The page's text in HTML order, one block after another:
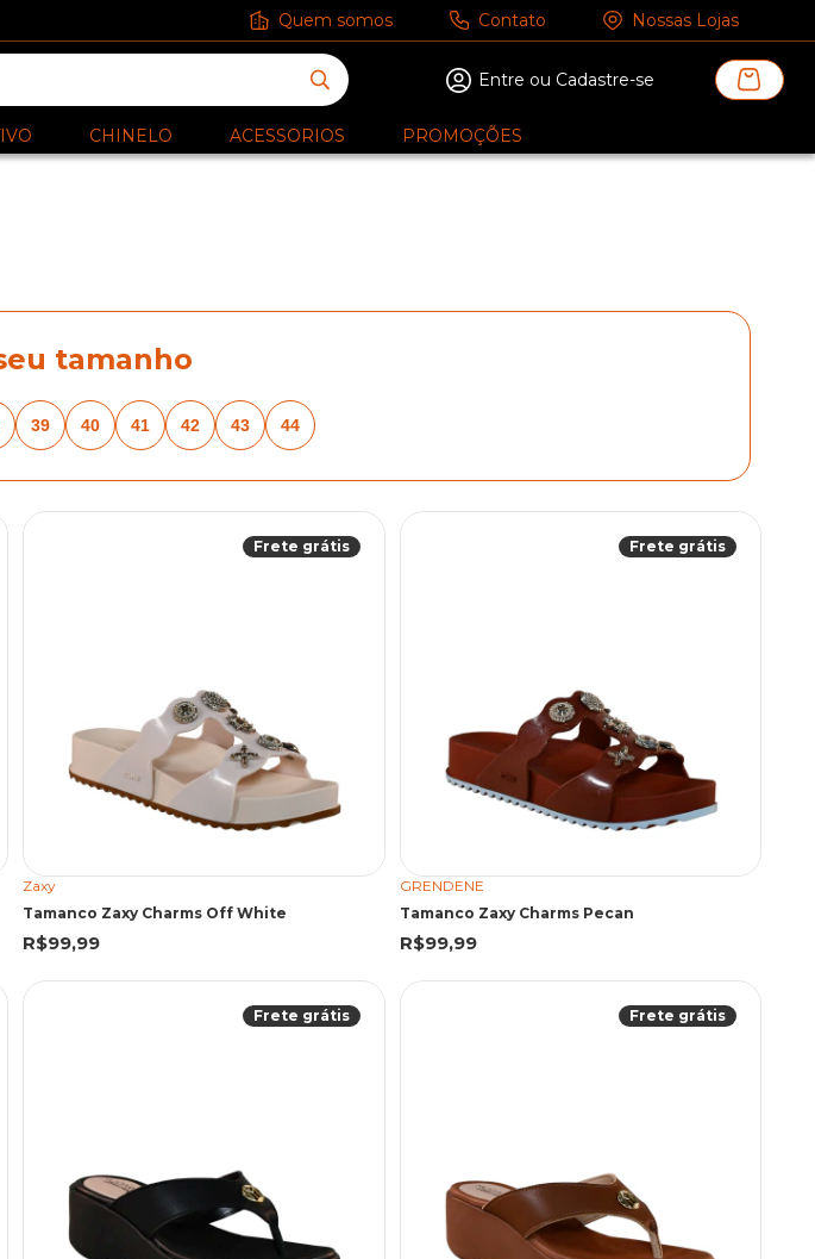
Quem somos Contato Nossas Lojas
Entre ou Cadastre-se
CHINELO ACESSORIOS PROMOÇÕES
tamanho
39 40 41 42 43 44
Frete grátis
Zaxy
Tamanco Zaxy Charms Off White
R$99,99
Frete grátis
GRENDENE
Tamanco Zaxy Charms Pecan
R$99,99
Frete grátis Frete grátis